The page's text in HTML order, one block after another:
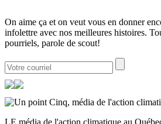
On aime ça et on veut vous en donner
infolettre avec nos meilleures histoires.
pourriels, parole de scout!
LE média de l'action climatique au